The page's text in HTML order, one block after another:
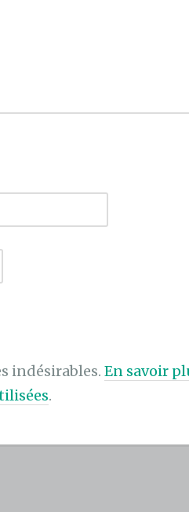
indésirables. En savoir
.